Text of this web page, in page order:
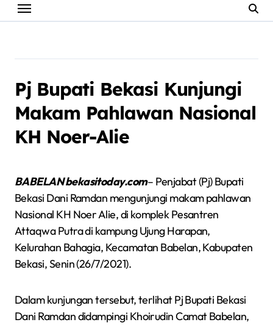
Pj Bupati Bekasi Kunjungi
Makam Pahlawan Nasional
KH Noer-Alie
BABELAN bekasitoday.com– Penjabat (Pj) Bupati
Bekasi Dani Ramdan mengunjungi makam pahlawan
Nasional KH Noer Alie, di komplek Pesantren
Attaqwa Putra di kampung Ujung Harapan,
Kelurahan Bahagia, Kecamatan Babelan, Kabupaten
Bekasi, Senin (26/7/2021).
Dalam kunjungan tersebut, terlihat Pj Bupati Bekasi
Dani Ramdan didampingi Khoirudin Camat Babelan,